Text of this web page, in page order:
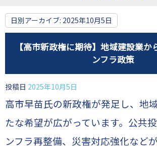
日別アーカイブ: 2025年10月5日
【高市新政権に期待】地域建設業か
ンフラ政策
投稿日 2025年10月5日
高市早苗氏の新政権が発足し、地
たな希望が広がっています。公共
ンフラ再整備、災害対応強化など